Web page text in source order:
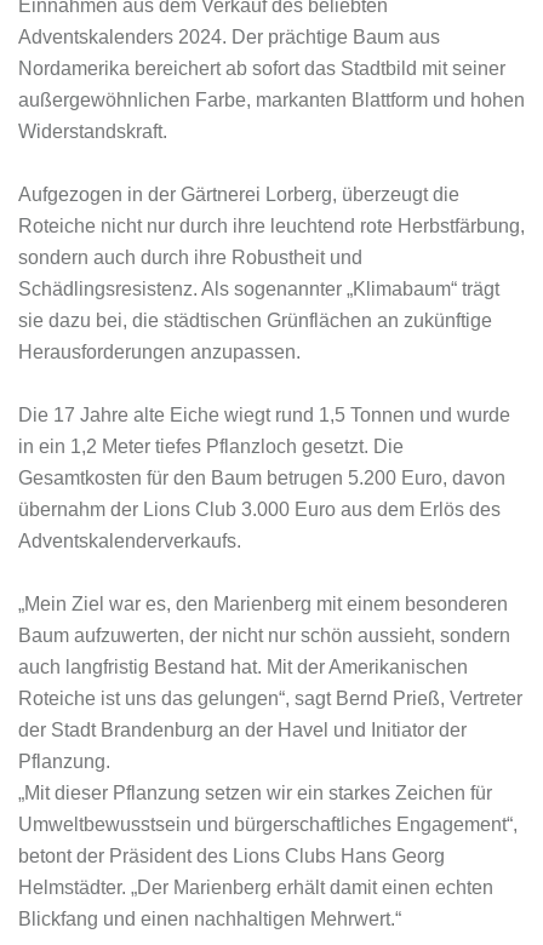
Einnahmen aus dem Verkauf des beliebten
Adventskalenders 2024. Der prächtige Baum aus
Nordamerika bereichert ab sofort das Stadtbild mit seiner
außergewöhnlichen Farbe, markanten Blattform und hohen
Widerstandskraft.
Aufgezogen in der Gärtnerei Lorberg, überzeugt die
Roteiche nicht nur durch ihre leuchtend rote Herbstfärbung,
sondern auch durch ihre Robustheit und
Schädlingsresistenz. Als sogenannter „Klimabaum“ trägt
sie dazu bei, die städtischen Grünflächen an zukünftige
Herausforderungen anzupassen.
Die 17 Jahre alte Eiche wiegt rund 1,5 Tonnen und wurde
in ein 1,2 Meter tiefes Pflanzloch gesetzt. Die
Gesamtkosten für den Baum betrugen 5.200 Euro, davon
übernahm der Lions Club 3.000 Euro aus dem Erlös des
Adventskalenderverkaufs.
„Mein Ziel war es, den Marienberg mit einem besonderen
Baum aufzuwerten, der nicht nur schön aussieht, sondern
auch langfristig Bestand hat. Mit der Amerikanischen
Roteiche ist uns das gelungen“, sagt Bernd Prieß, Vertreter
der Stadt Brandenburg an der Havel und Initiator der
Pflanzung.
„Mit dieser Pflanzung setzen wir ein starkes Zeichen für
Umweltbewusstsein und bürgerschaftliches Engagement“,
betont der Präsident des Lions Clubs Hans Georg
Helmstädter. „Der Marienberg erhält damit einen echten
Blickfang und einen nachhaltigen Mehrwert.“